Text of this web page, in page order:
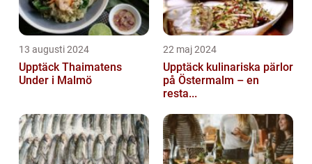
13 augusti 2024
Upptäck Thaimatens
Under i Malmö
22 maj 2024
Upptäck kulinariska pärlor
på Östermalm – en
resta...